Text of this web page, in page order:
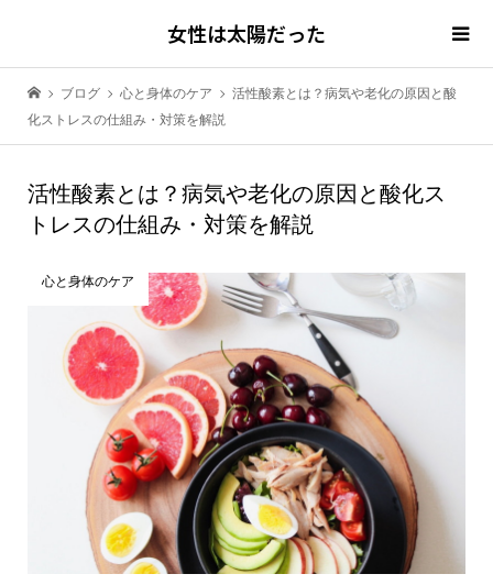
女性は太陽だった
ブログ 心と身体のケア
活性酸素とは？病気や老化の原因と酸
化ストレスの仕組み・対策を解説
活性酸素とは？病気や老化の原因と酸化ス
トレスの仕組み・対策を解説
心と身体のケア